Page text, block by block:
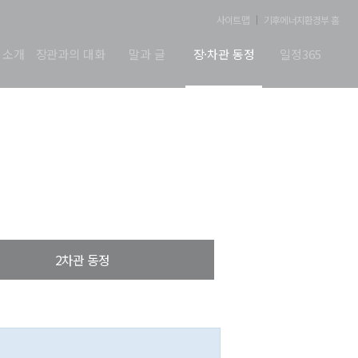
사이트맵 기후에너지환경부 홈
개 장관과의 대화 말과 글 장·차관 동정 일정365
2차관 동정